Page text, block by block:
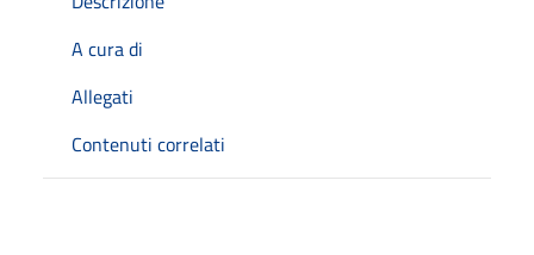
A cura di
Allegati
Contenuti correlati